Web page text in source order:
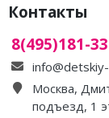
Контакты
8(495)181-
Москва,
подъезд, 1